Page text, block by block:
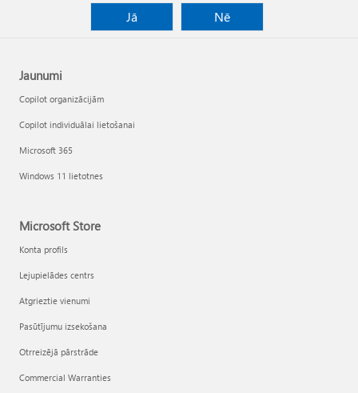
Jā
Nē
Jaunumi
Copilot organizācijām
Copilot individuālai lietošanai
Microsoft 365
Windows 11 lietotnes
Microsoft Store
Konta profils
Lejupielādes centrs
Atgrieztie vienumi
Pasūtījumu izsekošana
Otrreizējā pārstrāde
Commercial Warranties